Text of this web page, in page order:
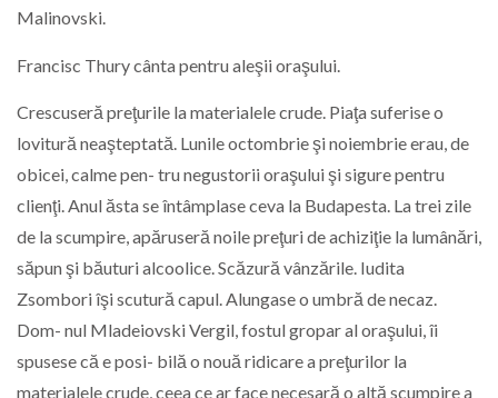
Malinovski.
Francisc Thury cânta pentru aleşii oraşului.
Crescuseră preţurile la materialele crude. Piaţa suferise o
lovitură neaşteptată. Lunile octombrie şi noiembrie erau, de
obicei, calme pen- tru negustorii oraşului şi sigure pentru
clienţi. Anul ăsta se întâmplase ceva la Budapesta. La trei zile
de la scumpire, apăruseră noile preţuri de achiziţie la lumânări,
săpun şi băuturi alcoolice. Scăzură vânzările. Iudita
Zsombori îşi scutură capul. Alungase o umbră de necaz.
Dom- nul Mladeiovski Vergil, fostul gropar al oraşului, îi
spusese că e posi- bilă o nouă ridicare a preţurilor la
materialele crude, ceea ce ar face necesară o altă scumpire a